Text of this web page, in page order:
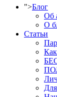
">Блог
Об
О
Статьи
Как